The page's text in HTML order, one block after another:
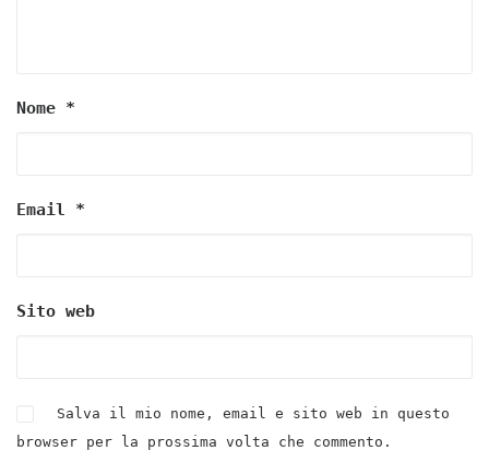
Nome *
Email *
Sito web
Salva il mio nome, email e sito web in questo
browser per la prossima volta che commento.